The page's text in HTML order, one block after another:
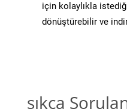
için kolaylıkla
dönüştürebilir ve
sıkça